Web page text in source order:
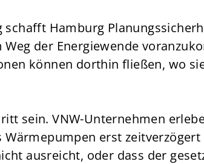
Hamburg
der Energiewende
können dorthin fließen, wo
sein. VNW-Unternehmen
Wärmepumpen erst
ausreicht, oder dass der